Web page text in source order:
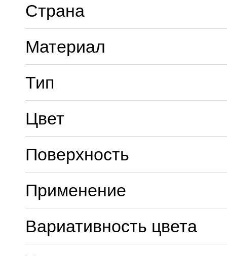
Страна
Материал
Тип
Цвет
Поверхность
Применение
Вариативность цвета